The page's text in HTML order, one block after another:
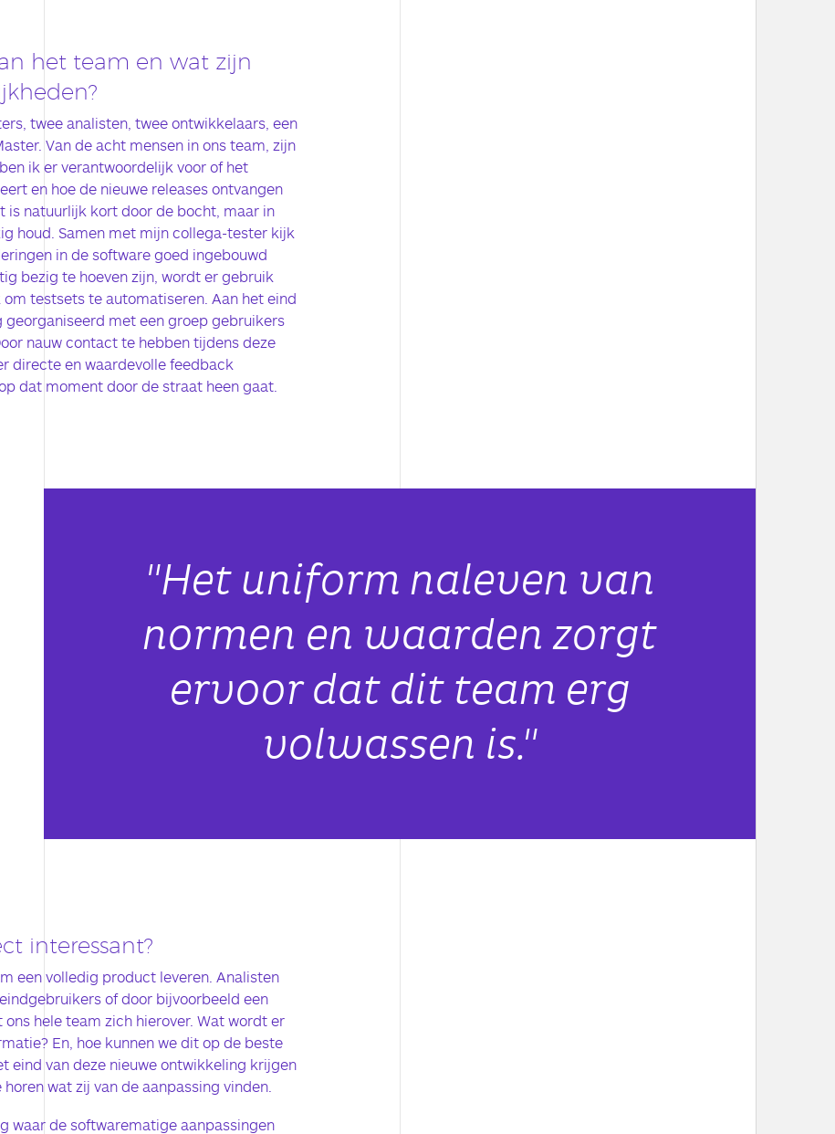
het team en wat zijn
twee analisten, twee ontwikkelaars, een
Van de acht mensen in ons team, zijn
ik er verantwoordelijk voor of het
en hoe de nieuwe releases ontvangen
is natuurlijk kort door de bocht, maar in
houd. Samen met mijn collega-tester kijk
in de software goed ingebouwd
bezig te hoeven zijn, wordt er gebruik
testsets te automatiseren. Aan het eind
met een groep gebruikers
nauw contact te hebben tijdens deze
directe en waardevolle feedback
dat moment door de straat heen gaat.
"Het uniform naleven van
normen en waarden zorgt
ervoor dat dit team erg
volwassen is."
interessant?
een volledig product leveren. Analisten
of door bijvoorbeeld een
hele team zich hierover. Wat wordt er
En, hoe kunnen we dit op de beste
eind van deze nieuwe ontwikkeling krijgen
wat zij van de aanpassing vinden.
waar de softwarematige aanpassingen